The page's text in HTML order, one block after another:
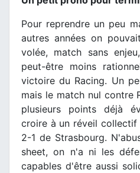
Pour reprendre un peu
autres années on
volée, match sans
peut-être moins
victoire du Racing. Un
mais le match nul contre
plusieurs points déjà
croire à un réveil
2-1 de Strasbourg.
sheet, on n'a ni les
capables d'être aussi